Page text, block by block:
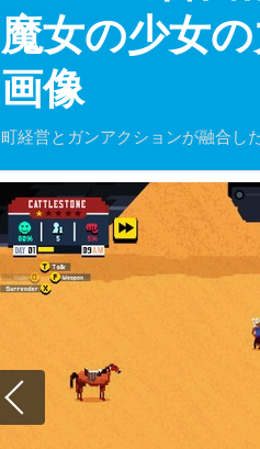
魔女の少女
画像
町経営とガンアクションが融合し